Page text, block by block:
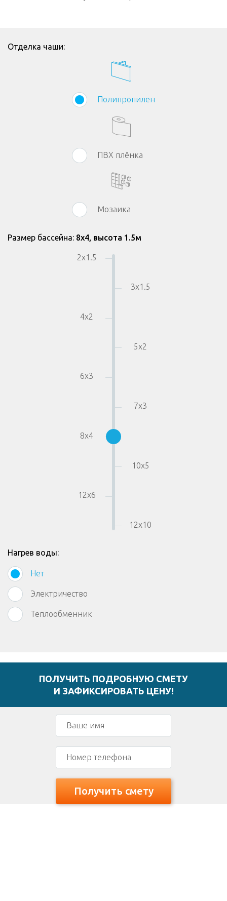
Отделка чаши:
Полипропилен
ПВХ плёнка
Мозаика
Размер бассейна: 8x4, высота 1.5м
2x1.5
3x1.5
4x2
5x2
6x3
7x3
8x4
10x5
12x6
12x10
Нагрев воды:
Нет
Электричество
Теплообменник
ПОЛУЧИТЬ ПОДРОБНУЮ СМЕТУ
И ЗАФИКСИРОВАТЬ ЦЕНУ!